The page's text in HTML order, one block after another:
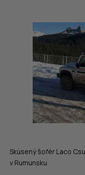
Skúsený šofér Laco
v Rumunsku